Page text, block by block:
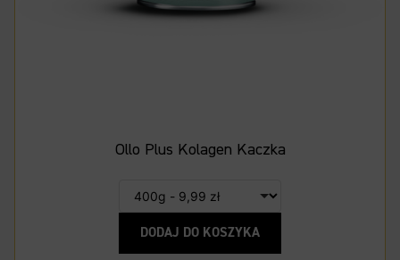
Ollo Plus Kolagen Kaczka
DODAJ DO KOSZYKA